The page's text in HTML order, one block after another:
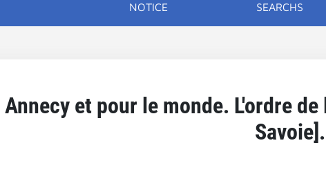
NOTICE
SEARCHS
Annecy et pour le monde. L'ordre
Savoie].